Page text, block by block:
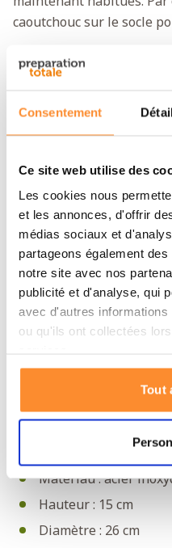
Consentement
Ce site web utilise des
Les cookies nous
et les annonces, d'offrir
médias sociaux et
partageons également
notre site avec nos
publicité et d'analyse, qui
avec d'autres
ou qu'ils ont collectées
Tout
caoutchouc sur le socle
Comment choisir
votre modèle
Chaque modèle de socle
C'est parce que le
socle idéal pour votre
Socle pour Travel
(hauteur 15 cm).
Socle pour Big
15 cm).
Socle pour Royal
(hauteur 15 cm).
31 cm (hauteur 15
Spécifications du
Berkey
Marque : Berkey
Matériau : acier
Hauteur : 15 cm
Diamètre : 26 cm